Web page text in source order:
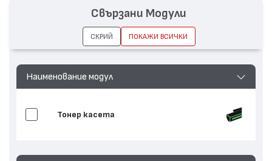
Съвместими устройства: C510
Наименование модул
Тонер касета
Свързани Модули
СКРИЙ ПОКАЖИ ВСИЧКИ